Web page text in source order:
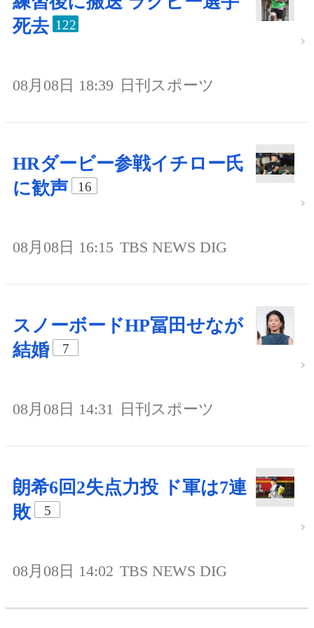
死去 122
08月08日 18:39 日刊スポーツ
HRダービー参戦イチロー氏
に歓声
16
08月08日 16:15 TBS NEWS DIG
スノーボードHP冨田せなが
結婚
7
08月08日 14:31 日刊スポーツ
朗希6回2失点力投 ド軍は7連
敗
5
08月08日 14:02 TBS NEWS DIG